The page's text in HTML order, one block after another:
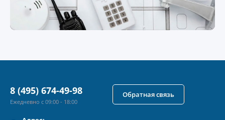
8 (495) 674-49-98
Ежедневно с 09:00 - 18:00
Обратная связь